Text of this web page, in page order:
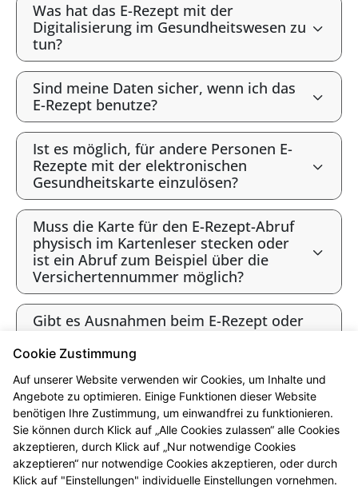
Was hat das E-Rezept mit der
Digitalisierung im Gesundheitswesen zu
tun?
Sind meine Daten sicher, wenn ich das
E-Rezept benutze?
Ist es möglich, für andere Personen E-
Rezepte mit der elektronischen
Gesundheitskarte einzulösen?
Muss die Karte für den E-Rezept-Abruf
physisch im Kartenleser stecken oder
ist ein Abruf zum Beispiel über die
Versichertennummer möglich?
Gibt es Ausnahmen beim E-Rezept oder
angeboten?
Gibt es bald ausschließlich E-Rezepte?
* Bis 12 Uhr vorbestellt sind die Produkte i.d.R. ab 16 Uhr abholbereit.
Beachten Sie bitte die jeweiligen Öffnungszeiten. Vorbehaltlich der
Lieferfähigkeit des Großhandels. Ausgenommen sind Arzneimittel, die in
Cookie Zustimmung
Auf unserer Website verwenden wir Cookies, um Inhalte und
Angebote zu optimieren. Einige Funktionen dieser Website
benötigen Ihre Zustimmung, um einwandfrei zu funktionieren.
Sie können durch Klick auf „Alle Cookies zulassen“ alle Cookies
akzeptieren, durch Klick auf „Nur notwendige Cookies
akzeptieren“ nur notwendige Cookies akzeptieren, oder durch
Klick auf "Einstellungen" individuelle Einstellungen vornehmen.